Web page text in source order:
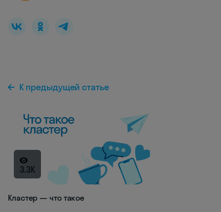
К предыдущей статье
3.3K
Кластер — что такое